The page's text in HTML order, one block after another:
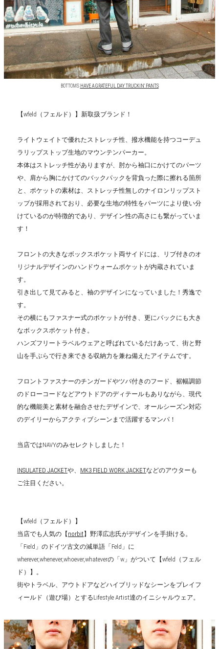
BOTTOMS HAVE A GRATEFUL DAY TRUCKIN' PANTS
【wfeld（フェルド）】新取扱ブランド！
ライトウェイトで優れたストレッチ性、撥水機能を持つコーデュ
ラリップストップ生地のマウンテンパーカー。
本体はストレッチ性がありますが、肘から袖口にかけてのパーツ
や、肩から胸にかけてのバックパックを背負った際に擦れる箇所
と、ポケットの素材は、ストレッチ性無しのナイロンリップスト
ップが採用されており、必要な生地の特性をパーツにより使い分
けているのが特徴的であり、デザイン性の高さにも繋がっていま
す！
フロントの大きなボックスポケット両サイドには、リブ付きのオ
リジナルデザインのハンドウォームポケットが内蔵されていま
す。
引き出して見てみると、袖のデザインになっていました！秀逸で
す。
その横にもファスナー式のポケットが付き、更にバックにも大き
なボックスポケット付き。
ハンズフリートラベルウェアと呼ばれているだけあって、街と野
山を手ぶらで行き来できる収納力を兼ね備えたアイテムです。
フロントファスナーのチンガードやツバ付きのフード、裾幅調節
のドローコードなどアウトドアのディテールもありながら、現代
的な機能美と素材を融合させたデザインで、オールシーズン対応
のデイリーからアクティブシーンまで活躍するマンパ！
当店ではNAVYのみセレクトしました！
INSULATED JACKETや、 MK3 FIELD WORK JACKETなどのアウターも
ご注目ください。
【wfeld（フェルド）】
当店でも人気の【 norbit 】野澤広志氏がデザインを手掛ける。
「Field」のドイツ古文の減単語「Feld」に
wherever,whenever,whoever,whateverの「w」がついて【wfeld（フェル
ド）】。
街やトラベル、アウトドアなどハイブリッドなシーンをプレイフ
ィールド（遊び場）とするLifestyle Artist達のイニシャルウェア。